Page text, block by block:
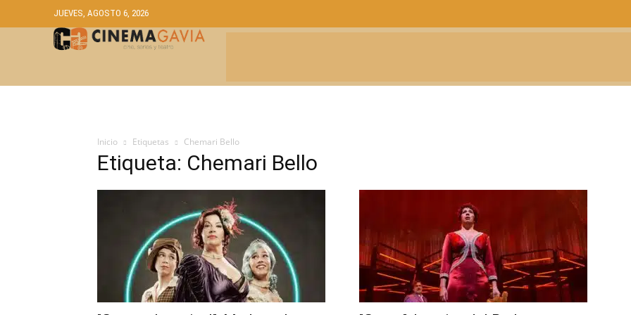
JUEVES, AGOSTO 6, 2026
Inicio Etiquetas Chemari Bello
Etiqueta: Chemari Bello